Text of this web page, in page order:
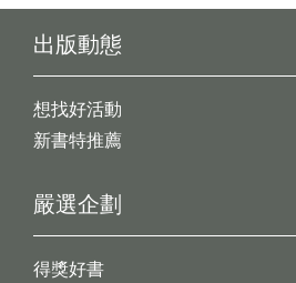
出版動態
想找好活動
新書特推薦
嚴選企劃
得獎好書